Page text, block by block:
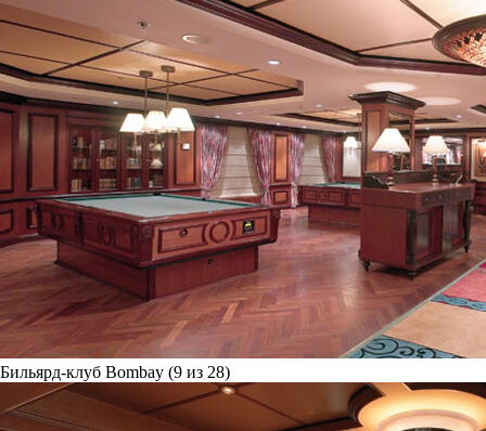
Бильярд-клуб Bombay (9 из 28)